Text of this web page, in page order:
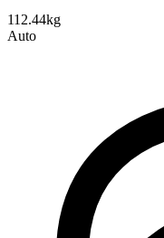
112.44kg
Auto